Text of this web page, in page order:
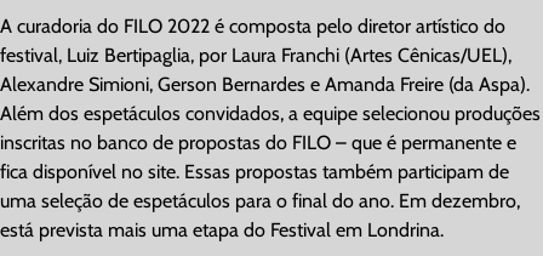
A curadoria do FILO 2022 é composta pelo diretor artístico do
festival, Luiz Bertipaglia, por Laura Franchi (Artes Cênicas/UEL),
Alexandre Simioni, Gerson Bernardes e Amanda Freire (da Aspa).
Além dos espetáculos convidados, a equipe selecionou produções
inscritas no banco de propostas do FILO – que é permanente e
fica disponível no site. Essas propostas também participam de
uma seleção de espetáculos para o final do ano. Em dezembro,
está prevista mais uma etapa do Festival em Londrina.